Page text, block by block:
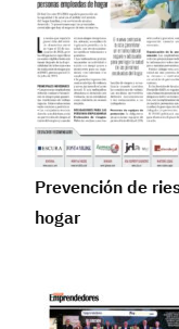
Prevención de
hogar